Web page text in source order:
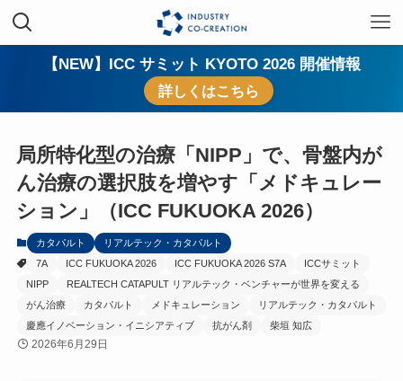
【NEW】ICC サミット KYOTO 2026 開催情報
詳しくはこちら
局所特化型の治療「NIPP」で、骨盤内が
ん治療の選択肢を増やす「メドキュレー
ション」（ICC FUKUOKA 2026）
カタパルト
リアルテック・カタパルト
7A
ICC FUKUOKA 2026 ICC FUKUOKA 2026 S7A
ICCサミット
NIPP
REALTECH CATAPULT リアルテック・ベンチャーが世界を変える
がん治療
カタパルト メドキュレーション
リアルテック・カタパルト
慶應イノベーション・イニシアティブ
抗がん剤 柴垣 知広
2026年6月29日